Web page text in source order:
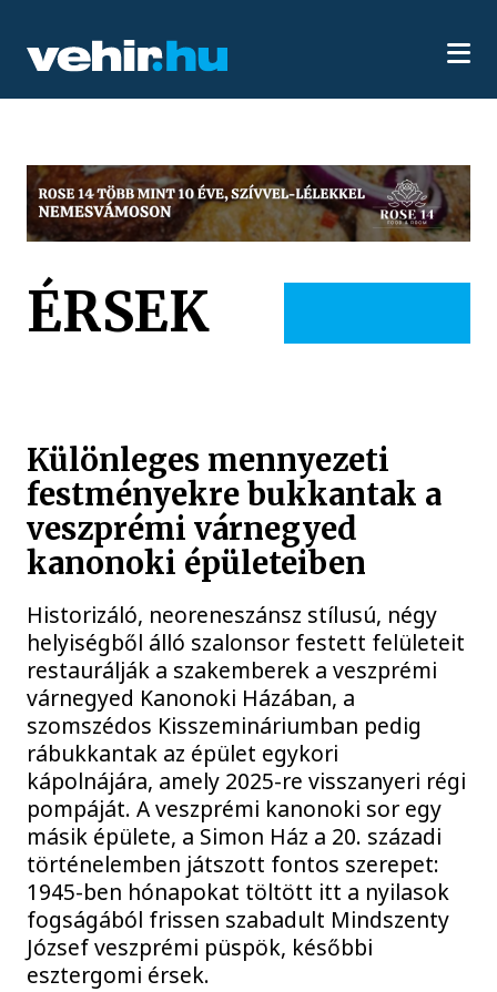
ÉRSEK
Különleges mennyezeti
festményekre bukkantak a
veszprémi várnegyed
kanonoki épületeiben
Historizáló, neoreneszánsz stílusú, négy
helyiségből álló szalonsor festett felületeit
restaurálják a szakemberek a veszprémi
várnegyed Kanonoki Házában, a
szomszédos Kisszemináriumban pedig
rábukkantak az épület egykori
kápolnájára, amely 2025-re visszanyeri régi
pompáját. A veszprémi kanonoki sor egy
másik épülete, a Simon Ház a 20. századi
történelemben játszott fontos szerepet:
1945-ben hónapokat töltött itt a nyilasok
fogságából frissen szabadult Mindszenty
József veszprémi püspök, későbbi
esztergomi érsek.